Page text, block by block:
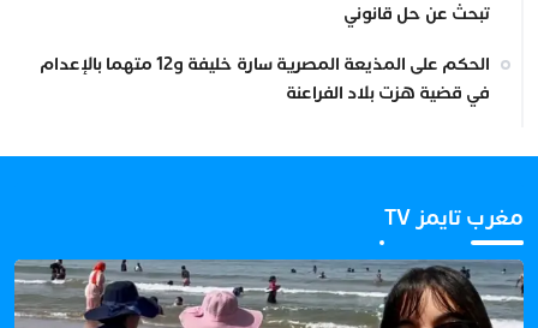
تبحث عن حل قانوني
الحكم على المذيعة المصرية سارة خليفة و12 متهما بالإعدام
في قضية هزت بلاد الفراعنة
مغرب تايمز TV